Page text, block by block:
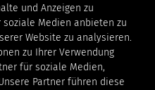
und Anzeigen zu
Medien anbieten zu
Website zu analysieren.
zu Ihrer Verwendung
für soziale Medien,
Partner führen diese